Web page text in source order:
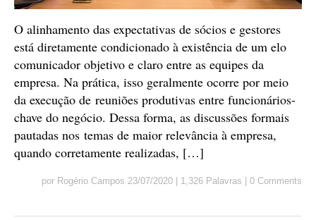
O alinhamento das expectativas de sócios e gestores
está diretamente condicionado à existência de um elo
comunicador objetivo e claro entre as equipes da
empresa. Na prática, isso geralmente ocorre por meio
da execução de reuniões produtivas entre funcionários-
chave do negócio. Dessa forma, as discussões formais
pautadas nos temas de maior relevância à empresa,
quando corretamente realizadas, […]
por Rogério Campos 23/07/2020 1,326 Palavras 0 Comments